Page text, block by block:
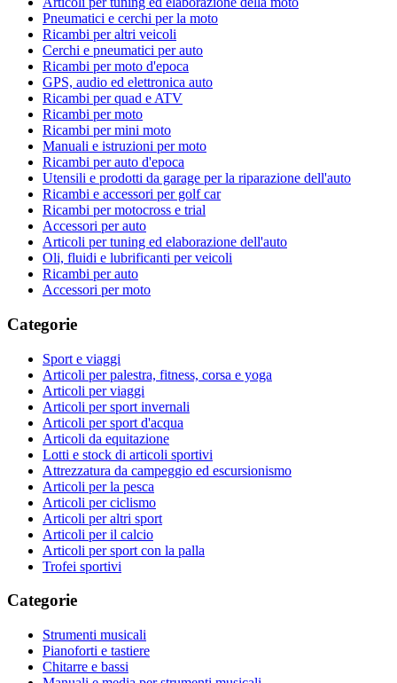
Pneumatici e cerchi per la moto
Ricambi per altri veicoli
Cerchi e pneumatici per auto
Ricambi per moto d'epoca
GPS, audio ed elettronica auto
Ricambi per quad e ATV
Ricambi per moto
Ricambi per mini moto
Manuali e istruzioni per moto
Ricambi per auto d'epoca
Utensili e prodotti da garage per la riparazione dell'auto
Ricambi e accessori per golf car
Ricambi per motocross e trial
Accessori per auto
Articoli per tuning ed elaborazione dell'auto
Oli, fluidi e lubrificanti per veicoli
Ricambi per auto
Accessori per moto
Categorie
Sport e viaggi
Articoli per palestra, fitness, corsa e yoga
Articoli per viaggi
Articoli per sport invernali
Articoli per sport d'acqua
Articoli da equitazione
Lotti e stock di articoli sportivi
Attrezzatura da campeggio ed escursionismo
Articoli per la pesca
Articoli per ciclismo
Articoli per altri sport
Articoli per il calcio
Articoli per sport con la palla
Trofei sportivi
Categorie
Strumenti musicali
Pianoforti e tastiere
Chitarre e bassi